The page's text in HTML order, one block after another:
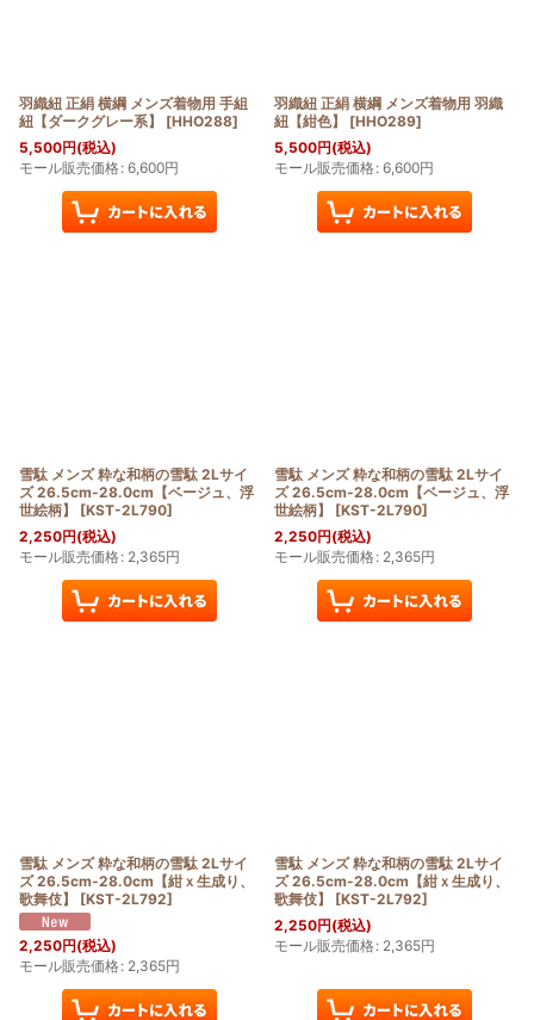
羽織紐 正絹 横綱 メンズ着物用 手組
紐【ダークグレー系】
[HHO288]
5,500円(税込)
モール販売価格: 6,600円
羽織紐 正絹 横綱 メンズ着物用 羽織
紐【紺色】
[HHO289]
5,500円(税込)
モール販売価格: 6,600円
雪駄 メンズ 粋な和柄の雪駄 2Lサイ
ズ 26.5cm-28.0cm【ベージュ、浮
世絵柄】
[KST-2L790]
2,250円(税込)
モール販売価格: 2,365円
雪駄 メンズ 粋な和柄の雪駄 2Lサイ
ズ 26.5cm-28.0cm【ベージュ、浮
世絵柄】
[KST-2L790]
2,250円(税込)
モール販売価格: 2,365円
雪駄 メンズ 粋な和柄の雪駄 2Lサイ
ズ 26.5cm-28.0cm【紺ｘ生成り、
歌舞伎】
[KST-2L792]
2,250円(税込)
モール販売価格: 2,365円
雪駄 メンズ 粋な和柄の雪駄 2Lサイ
ズ 26.5cm-28.0cm【紺ｘ生成り、
歌舞伎】
[KST-2L792]
2,250円(税込)
モール販売価格: 2,365円